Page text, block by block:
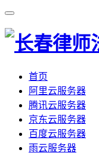
首页
阿里云服务器
腾讯云服务器
京东云服务器
百度云服务器
雨云服务器